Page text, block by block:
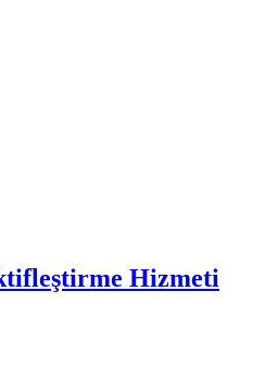
Hizmeti